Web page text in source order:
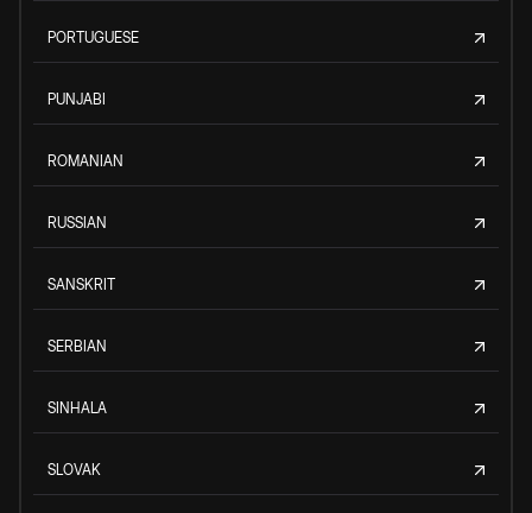
PORTUGUESE
PUNJABI
ROMANIAN
RUSSIAN
SANSKRIT
SERBIAN
SINHALA
SLOVAK